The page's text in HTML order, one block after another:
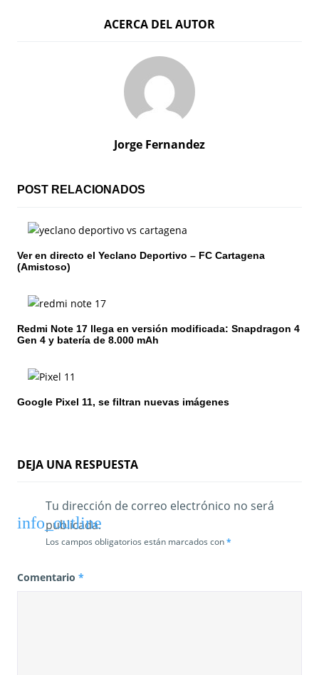
ó
n
d
e
e
n
a
a
ACERCA DEL AUTOR
Jorge Fernandez
POST RELACIONADOS
Ver en directo el Yeclano Deportivo – FC Cartagena
(Amistoso)
Redmi Note 17 llega en versión modificada: Snapdragon 4
Gen 4 y batería de 8.000 mAh
Google Pixel 11, se filtran nuevas imágenes
DEJA UNA RESPUESTA
Tu dirección de correo electrónico no será
publicada.
Los campos obligatorios están marcados con*
Comentario *